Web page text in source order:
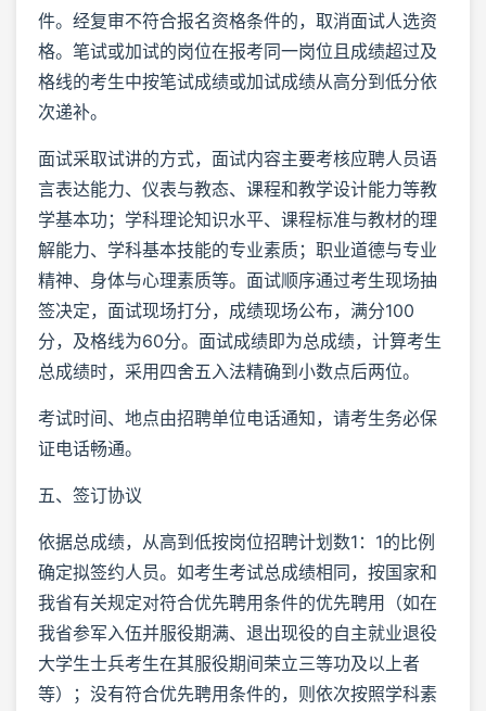
件。经复审不符合报名资格条件的，取消面试人选资
格。笔试或加试的岗位在报考同一岗位且成绩超过及
格线的考生中按笔试成绩或加试成绩从高分到低分依
次递补。
面试采取试讲的方式，面试内容主要考核应聘人员语
言表达能力、仪表与教态、课程和教学设计能力等教
学基本功；学科理论知识水平、课程标准与教材的理
解能力、学科基本技能的专业素质；职业道德与专业
精神、身体与心理素质等。面试顺序通过考生现场抽
签决定，面试现场打分，成绩现场公布，满分100
分，及格线为60分。面试成绩即为总成绩，计算考生
总成绩时，采用四舍五入法精确到小数点后两位。
考试时间、地点由招聘单位电话通知，请考生务必保
证电话畅通。
五、签订协议
依据总成绩，从高到低按岗位招聘计划数1：1的比例
确定拟签约人员。如考生考试总成绩相同，按国家和
我省有关规定对符合优先聘用条件的优先聘用（如在
我省参军入伍并服役期满、退出现役的自主就业退役
大学生士兵考生在其服役期间荣立三等功及以上者
等）；没有符合优先聘用条件的，则依次按照学科素